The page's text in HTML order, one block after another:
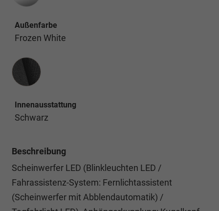
Außenfarbe
Frozen White
Innenausstattung
Innenausstattung
Schwarz
Beschreibung
Scheinwerfer LED (Blinkleuchten LED /
Fahrassistenz-System: Fernlichtassistent
(Scheinwerfer mit Abblendautomatik) /